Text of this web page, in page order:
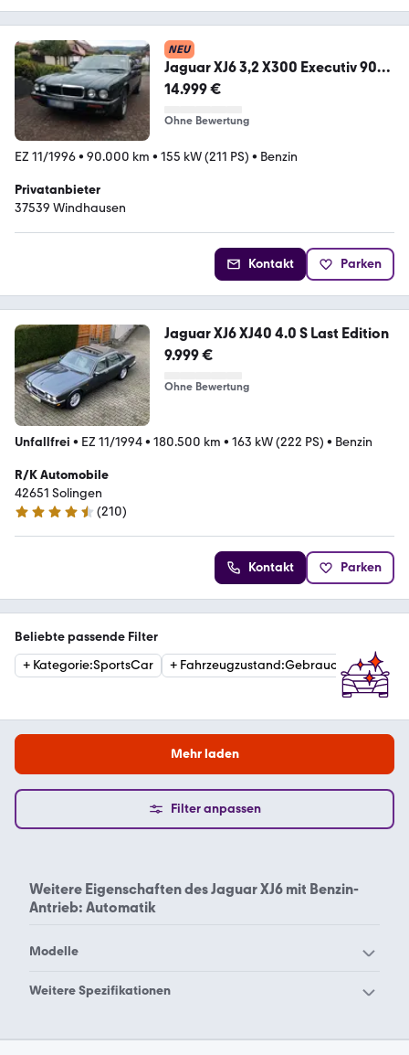
NEU
Jaguar XJ6 3,2 X300 Executiv 90
tkm origin...
14.999 €
Ohne Bewertung
EZ 11/1996• 90.000 km • 155 kW (211 PS) • Benzin
Privatanbieter
37539 Windhausen
Kontakt Parken
Jaguar XJ6 XJ40 4.0 S Last Edition
9.999 €
Ohne Bewertung
Unfallfrei • EZ 11/1994• 180.500 km • 163 kW (222 PS) • Benzin
R/K Automobile
42651 Solingen
4.6 Sterne
(210)
Kontakt Parken
Beliebte passende Filter
+ Kategorie:SportsCar + Fahrzeugzustand:Gebraucht
Mehr laden
Filter anpassen
Weitere Eigenschaften desJaguar XJ6 mit Benzin-
Antrieb: Automatik
Modelle
Jaguar Daimler
Jaguar F-Type
Jaguar I-Pace
Weitere Spezifikationen